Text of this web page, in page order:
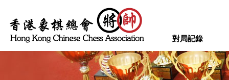
對局記錄